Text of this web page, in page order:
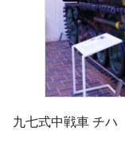
九七式中戦車 チハ